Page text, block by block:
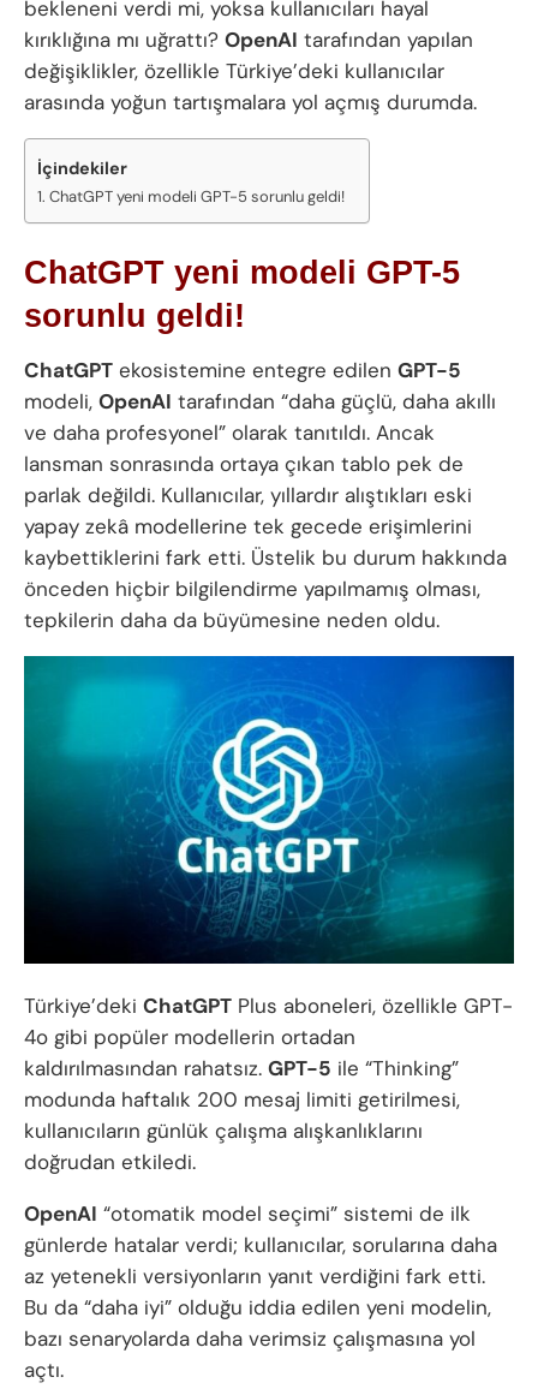
bekleneni verdi mi, yoksa kullanıcıları hayal
kırıklığına mı uğrattı? OpenAI tarafından yapılan
değişiklikler, özellikle Türkiye’deki kullanıcılar
arasında yoğun tartışmalara yol açmış durumda.
İçindekiler
ChatGPT yeni modeli GPT-5 sorunlu geldi!
ChatGPT yeni modeli GPT-5
sorunlu geldi!
ChatGPT ekosistemine entegre edilen GPT-5
modeli, OpenAI tarafından “daha güçlü, daha akıllı
ve daha profesyonel” olarak tanıtıldı. Ancak
lansman sonrasında ortaya çıkan tablo pek de
parlak değildi. Kullanıcılar, yıllardır alıştıkları eski
yapay zekâ modellerine tek gecede erişimlerini
kaybettiklerini fark etti. Üstelik bu durum hakkında
önceden hiçbir bilgilendirme yapılmamış olması,
tepkilerin daha da büyümesine neden oldu.
Türkiye’deki ChatGPT Plus aboneleri, özellikle GPT-
4o gibi popüler modellerin ortadan
kaldırılmasından rahatsız. GPT-5 ile “Thinking”
modunda haftalık 200 mesaj limiti getirilmesi,
kullanıcıların günlük çalışma alışkanlıklarını
doğrudan etkiledi.
OpenAI “otomatik model seçimi” sistemi de ilk
günlerde hatalar verdi; kullanıcılar, sorularına daha
az yetenekli versiyonların yanıt verdiğini fark etti.
Bu da “daha iyi” olduğu iddia edilen yeni modelin,
bazı senaryolarda daha verimsiz çalışmasına yol
açtı.